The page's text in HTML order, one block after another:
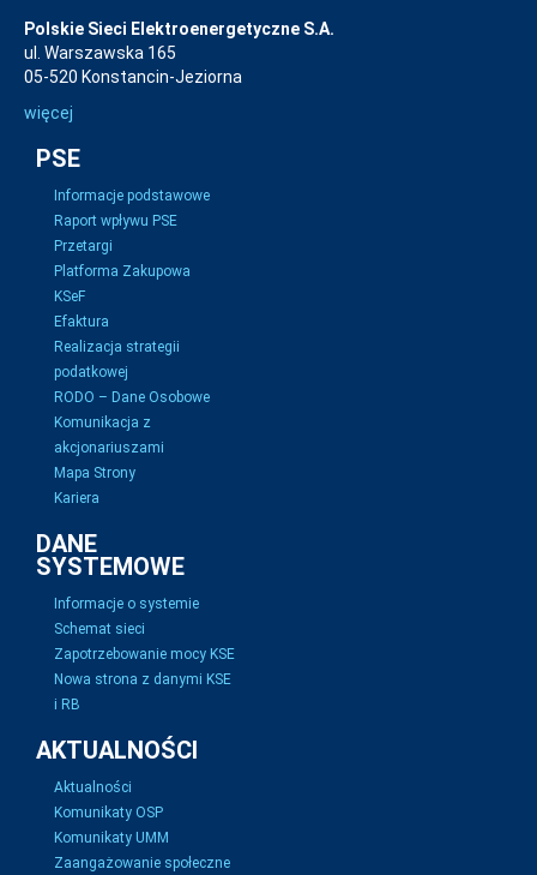
Polskie Sieci Elektroenergetyczne S.A.
ul. Warszawska 165
05-520 Konstancin-Jeziorna
więcej
PSE
Informacje podstawowe
Raport wpływu PSE
Przetargi
Platforma Zakupowa
KSeF
Efaktura
Realizacja strategii
podatkowej
RODO – Dane Osobowe
Komunikacja z
akcjonariuszami
Mapa Strony
Kariera
DANE
SYSTEMOWE
Informacje o systemie
Schemat sieci
Zapotrzebowanie mocy KSE
Nowa strona z danymi KSE
i RB
AKTUALNOŚCI
Aktualności
Komunikaty OSP
Komunikaty UMM
Zaangażowanie społeczne